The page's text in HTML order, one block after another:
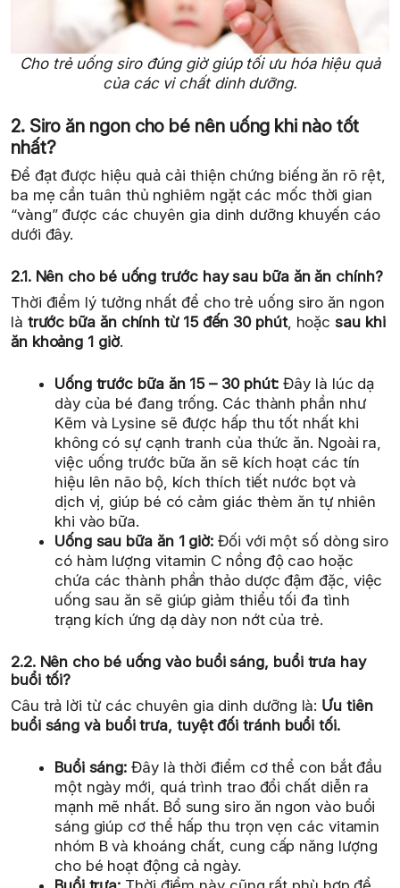
Cho trẻ uống siro đúng giờ giúp tối ưu hóa hiệu quả
của các vi chất dinh dưỡng.
2. Siro ăn ngon cho bé nên uống khi nào tốt
nhất?
Để đạt được hiệu quả cải thiện chứng biếng ăn rõ rệt,
ba mẹ cần tuân thủ nghiêm ngặt các mốc thời gian
“vàng” được các chuyên gia dinh dưỡng khuyến cáo
dưới đây.
2.1. Nên cho bé uống trước hay sau bữa ăn ăn chính?
Thời điểm lý tưởng nhất để cho trẻ uống siro ăn ngon
là trước bữa ăn chính từ 15 đến 30 phút, hoặcsau khi
ăn khoảng 1 giờ.
Uống trước bữa ăn 15 – 30 phút: Đây là lúc dạ
dày của bé đang trống. Các thành phần như
Kẽm và Lysine sẽ được hấp thu tốt nhất khi
không có sự cạnh tranh của thức ăn. Ngoài ra,
việc uống trước bữa ăn sẽ kích hoạt các tín
hiệu lên não bộ, kích thích tiết nước bọt và
dịch vị, giúp bé có cảm giác thèm ăn tự nhiên
khi vào bữa.
Uống sau bữa ăn 1 giờ: Đối với một số dòng siro
có hàm lượng vitamin C nồng độ cao hoặc
chứa các thành phần thảo dược đậm đặc, việc
uống sau ăn sẽ giúp giảm thiểu tối đa tình
trạng kích ứng dạ dày non nớt của trẻ.
2.2. Nên cho bé uống vào buổi sáng, buổi trưa hay
buổi tối?
Câu trả lời từ các chuyên gia dinh dưỡng là: Ưu tiên
buổi sáng và buổi trưa, tuyệt đối tránh buổi tối.
Buổi sáng: Đây là thời điểm cơ thể con bắt đầu
một ngày mới, quá trình trao đổi chất diễn ra
mạnh mẽ nhất. Bổ sung siro ăn ngon vào buổi
sáng giúp cơ thể hấp thu trọn vẹn các vitamin
nhóm B và khoáng chất, cung cấp năng lượng
cho bé hoạt động cả ngày.